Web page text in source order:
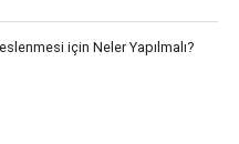
için Neler Yapılmalı?